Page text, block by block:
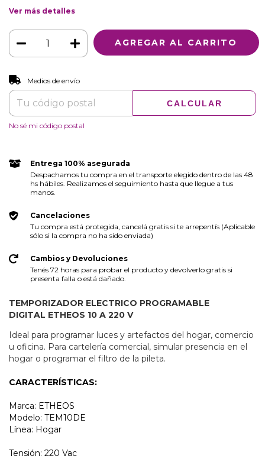
Ver más detalles
Entregas para el CP:
Medios de envío
CALCULAR
No sé mi código postal
Entrega 100% asegurada
Despachamos tu compra en el transporte elegido dentro de las 48
hs hábiles. Realizamos el seguimiento hasta que llegue a tus
manos.
Cancelaciones
Tu compra está protegida, cancelá gratis si te arrepentís (Aplicable
sólo si la compra no ha sido enviada)
Cambios y Devoluciones
Tenés 72 horas para probar el producto y devolverlo gratis si
presenta falla o está dañado.
TEMPORIZADOR ELECTRICO PROGRAMABLE
DIGITAL ETHEOS 10 A 220 V
Ideal para programar luces y artefactos del hogar, comercio
u oficina. Para cartelería comercial, simular presencia en el
hogar o programar el filtro de la pileta.
CARACTERÍSTICAS:
Marca: ETHEOS
Modelo: TEM10DE
Línea: Hogar
Tensión: 220 Vac